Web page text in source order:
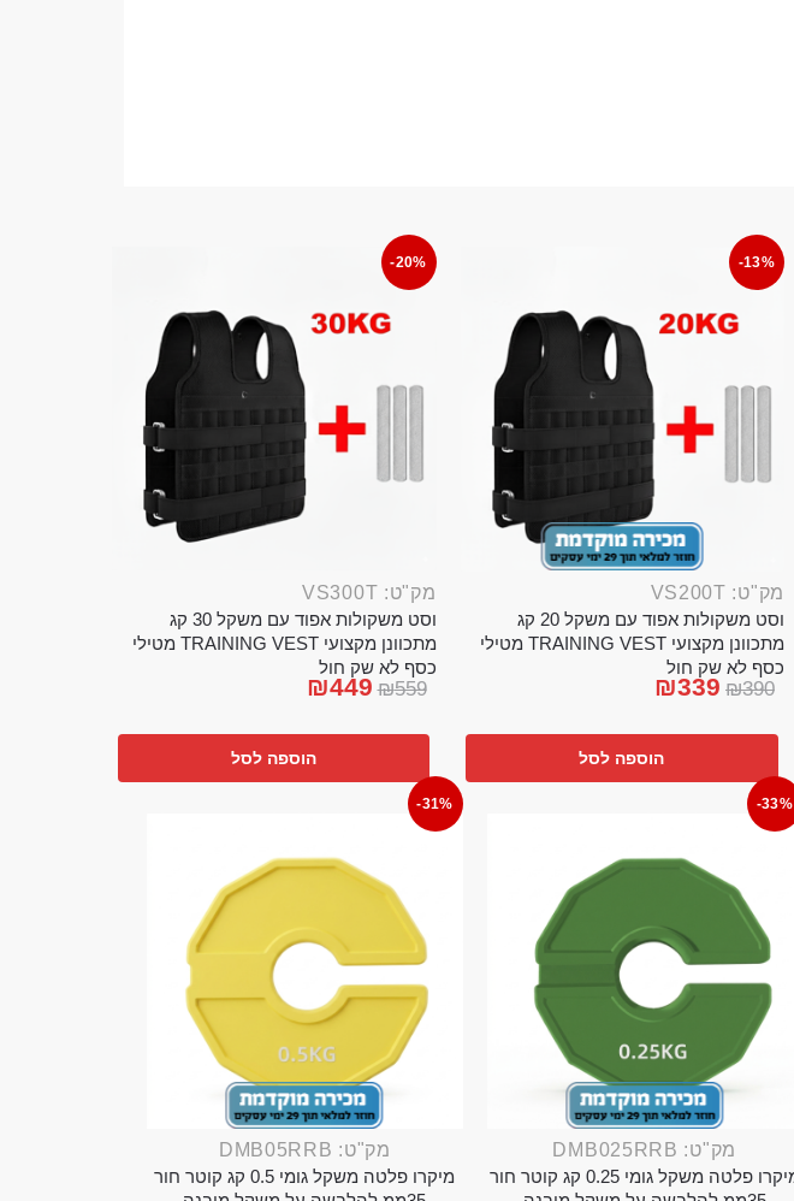
-13%
מק"ט: VS200T
וסט משקולות אפוד עם משקל 20 קג
מתכוונן מקצועי TRAINING VEST מטילי
כסף לא שק חול
₪390
₪339
הוספה לסל
-20%
מק"ט: VS300T
וסט משקולות אפוד עם משקל 30 קג
מתכוונן מקצועי TRAINING VEST מטילי
כסף לא שק חול
₪559
₪449
הוספה לסל
-33%
מק"ט: DMB025RRB
מיקרו פלטה משקל גומי 0.25 קג קוטר חור
-31%
מק"ט: DMB05RRB
מיקרו פלטה משקל גומי 0.5 קג קוטר חור